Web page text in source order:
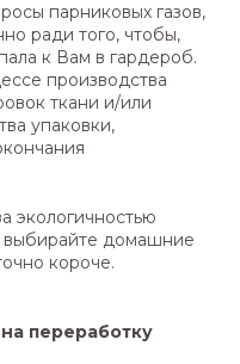
парниковых газов,
ради того, чтобы,
к Вам в гардероб.
производства
ткани и/или
упаковки,
экологичностью
выбирайте домашние
короче.
переработку